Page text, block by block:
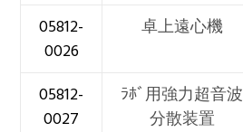
05812-
0026
卓上遠心機
05812-
0027
ﾗﾎﾞ用強力超音波
分散装置